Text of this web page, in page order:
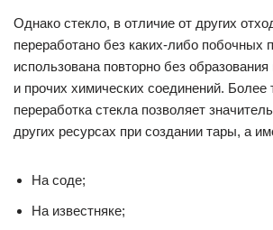
Однако стекло, в отличие от других
переработано без каких-либо побочных
использована повторно без
и прочих химических соединений. Более
переработка стекла позволяет
других ресурсах при создании тары, а
На соде;
На известняке;